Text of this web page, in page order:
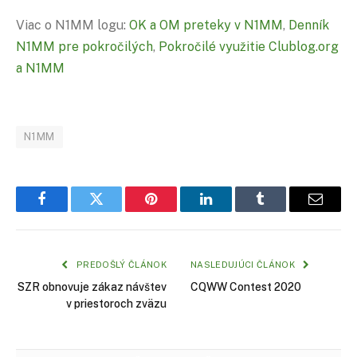
Viac o N1MM logu: OK a OM preteky v N1MM, Denník
N1MM pre pokročilých, Pokročilé využitie Clublog.org
a N1MM
N1MM
FacebookTwitter Pinterest LinkedInTumblr Email
PREDOŠLÝ ČLÁNOK
SZR obnovuje zákaz návštev
v priestoroch zväzu
NASLEDUJÚCI ČLÁNOK
CQWW Contest 2020